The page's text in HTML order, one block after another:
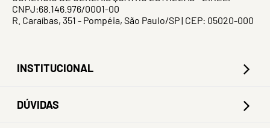
CNPJ:68.146.976/0001-00
R. Caraíbas, 351 - Pompéia, São Paulo/SP | CEP: 05020-000
INSTITUCIONAL
DÚVIDAS